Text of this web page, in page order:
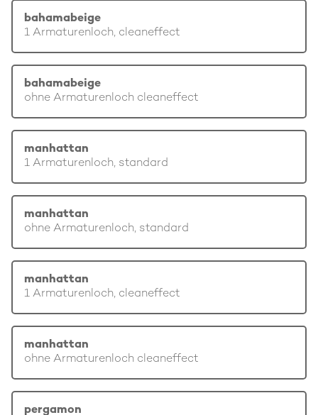
bahamabeige
1 Armaturenloch, cleaneffect
bahamabeige
ohne Armaturenloch cleaneffect
manhattan
1 Armaturenloch, standard
manhattan
ohne Armaturenloch, standard
manhattan
1 Armaturenloch, cleaneffect
manhattan
ohne Armaturenloch cleaneffect
pergamon